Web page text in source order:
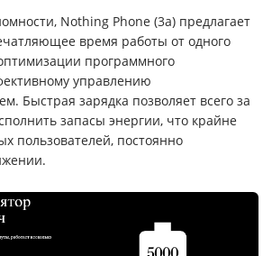
Nothing Phone (3a) предлагает
время работы от одного
программного
управлению
Быстрая зарядка позволяет всего за
запасы энергии, что крайне
пользователей, постоянно